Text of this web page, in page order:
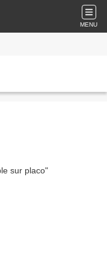
MENU